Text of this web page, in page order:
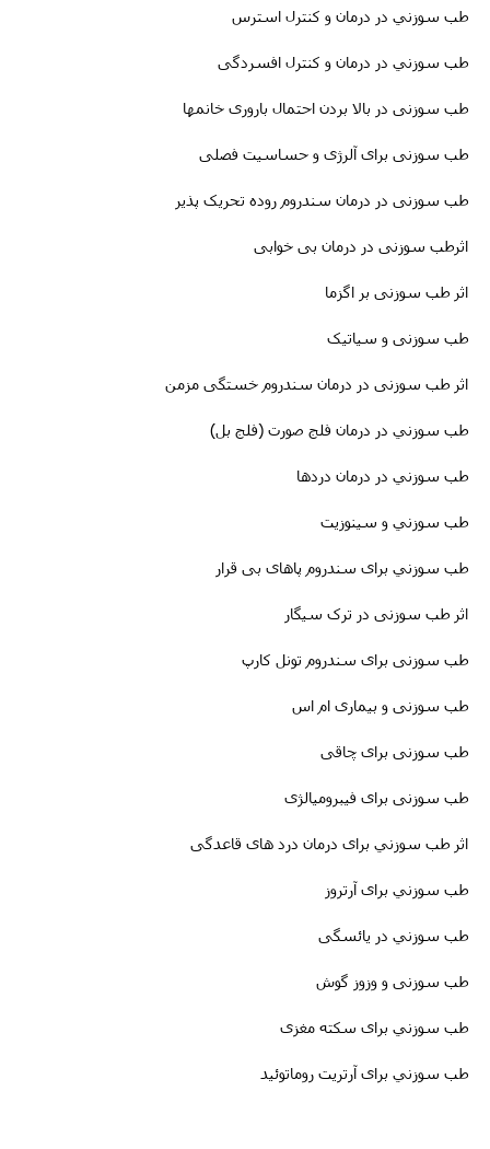
طب سوزني در درمان و کنترل استرس
طب سوزني در درمان و کنترل افسردگی
طب سوزنى در بالا بردن احتمال باروری خانمها
طب سوزنی برای آلرژی و حساسیت فصلی
طب سوزنى در درمان سندروم روده تحریک پذیر
اثرطب سوزنى در درمان بی خوابی
اثر طب سوزنی بر اگزما
طب سوزنی و سیاتیک
اثر طب سوزنی در درمان سندروم خستگی مزمن
طب سوزني در درمان فلج صورت (فلج بل)
طب سوزني در درمان دردها
طب سوزني و سینوزیت
طب سوزني برای سندروم پاهای بی قرار
اثر طب سوزنی در ترک سیگار
طب سوزنى برای سندروم تونل کارپ
طب سوزنی و بیماری ام اس
طب سوزنى برای چاقی
طب سوزنی برای فیبرومیالژی
اثر طب سوزني برای درمان درد های قاعدگی
طب سوزني برای آرتروز
طب سوزني در یائسگی
طب سوزنی و وزوز گوش
طب سوزني برای سکته مغزى
طب سوزني برای آرتریت روماتوئید